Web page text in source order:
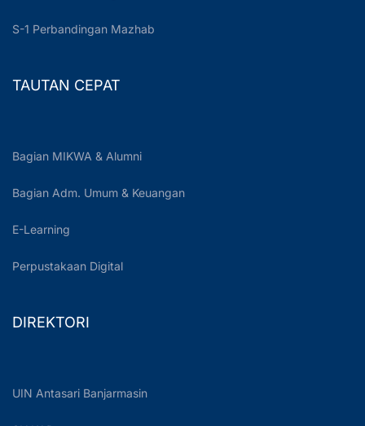
S-1 Perbandingan Mazhab
TAUTAN CEPAT
Bagian MIKWA & Alumni
Bagian Adm. Umum & Keuangan
E-Learning
Perpustakaan Digital
DIREKTORI
UIN Antasari Banjarmasin